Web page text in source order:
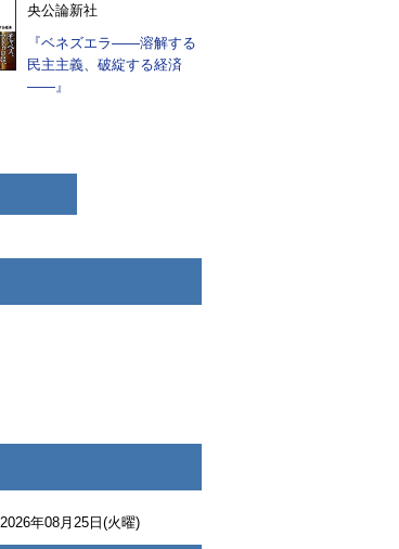
央公論新社
『ベネズエラ――溶解する
民主主義、破綻する経済
――』
2026年08月25日(火曜)